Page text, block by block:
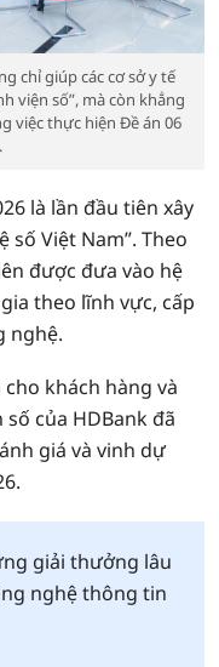
chỉ giúp các cơ sở y tế
viện số”, mà còn khẳng
việc thực hiện Đề án 06
là lần đầu tiên xây
số Việt Nam”. Theo
được đưa vào hệ
theo lĩnh vực, cấp
nghệ.
khách hàng và
của HDBank đã
giá và vinh dự
giải thưởng lâu
nghệ thông tin